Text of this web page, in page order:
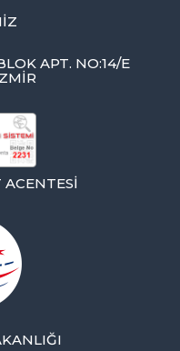
APT. NO:14/E
ACENTESI